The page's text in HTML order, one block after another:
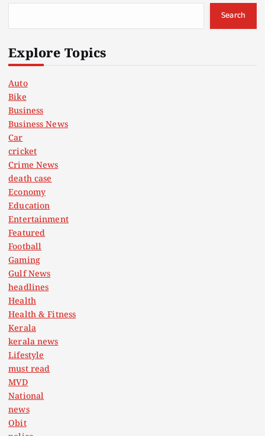
Search
Explore Topics
Auto
Bike
Business
Business News
Car
cricket
Crime News
death case
Economy
Education
Entertainment
Featured
Football
Gaming
Gulf News
headlines
Health
Health & Fitness
Kerala
kerala news
Lifestyle
must read
MVD
National
news
Obit